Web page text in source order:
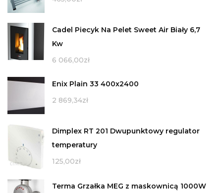
Cadel Piecyk Na Pelet Sweet Air Biały 6,7
Kw
6 066,00zł
Enix Plain 33 400x2400
2 869,34zł
Dimplex RT 201 Dwupunktowy regulator
temperatury
125,00zł
Terma Grzałka MEG z maskownicą 1000W